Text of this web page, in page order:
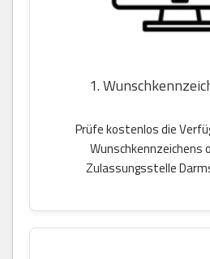
1.
Prüfe kostenlos die
Wunschkennzeichens
Zulassungsstelle